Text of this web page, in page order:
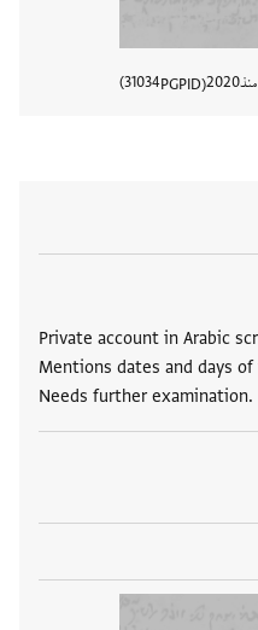
2020
PGPID
31034
Private account in Arabic
Mentions dates and days
Needs further examination.